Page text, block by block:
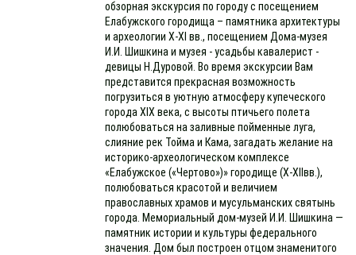
обзорная экскурсия по городу с посещением
Елабужского городища – памятника архитектуры
и археологии X-XI вв., посещением Дома-музея
И.И. Шишкина и музея - усадьбы кавалерист -
девицы Н.Дуровой. Во время экскурсии Вам
представится прекрасная возможность
погрузиться в уютную атмосферу купеческого
города XIX века, с высоты птичьего полета
полюбоваться на заливные пойменные луга,
слияние рек Тойма и Кама, загадать желание на
историко-археологическом комплексе
«Елабужское («Чертово»)» городище (X-XIIвв.),
полюбоваться красотой и величием
православных храмов и мусульманских святынь
города. Мемориальный дом-музей И.И. Шишкина —
памятник истории и культуры федерального
значения. Дом был построен отцом знаменитого